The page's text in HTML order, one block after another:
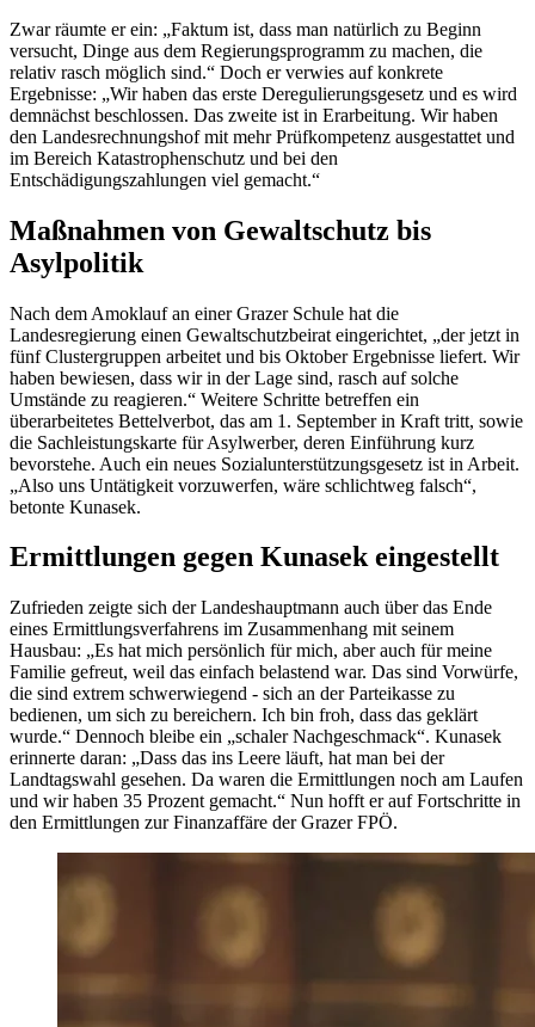
Zwar räumte er ein: „Faktum ist, dass man natürlich zu Beginn
versucht, Dinge aus dem Regierungsprogramm zu machen, die
relativ rasch möglich sind.“ Doch er verwies auf konkrete
Ergebnisse: „Wir haben das erste Deregulierungsgesetz und es wird
demnächst beschlossen. Das zweite ist in Erarbeitung. Wir haben
den Landesrechnungshof mit mehr Prüfkompetenz ausgestattet und
im Bereich Katastrophenschutz und bei den
Entschädigungszahlungen viel gemacht.“
Maßnahmen von Gewaltschutz bis
Asylpolitik
Nach dem Amoklauf an einer Grazer Schule hat die
Landesregierung einen Gewaltschutzbeirat eingerichtet, „der jetzt in
fünf Clustergruppen arbeitet und bis Oktober Ergebnisse liefert. Wir
haben bewiesen, dass wir in der Lage sind, rasch auf solche
Umstände zu reagieren.“ Weitere Schritte betreffen ein
überarbeitetes Bettelverbot, das am 1. September in Kraft tritt, sowie
die Sachleistungskarte für Asylwerber, deren Einführung kurz
bevorstehe. Auch ein neues Sozialunterstützungsgesetz ist in Arbeit.
„Also uns Untätigkeit vorzuwerfen, wäre schlichtweg falsch“,
betonte Kunasek.
Ermittlungen gegen Kunasek eingestellt
Zufrieden zeigte sich der Landeshauptmann auch über das Ende
eines Ermittlungsverfahrens im Zusammenhang mit seinem
Hausbau: „Es hat mich persönlich für mich, aber auch für meine
Familie gefreut, weil das einfach belastend war. Das sind Vorwürfe,
die sind extrem schwerwiegend - sich an der Parteikasse zu
bedienen, um sich zu bereichern. Ich bin froh, dass das geklärt
wurde.“ Dennoch bleibe ein „schaler Nachgeschmack“. Kunasek
erinnerte daran: „Dass das ins Leere läuft, hat man bei der
Landtagswahl gesehen. Da waren die Ermittlungen noch am Laufen
und wir haben 35 Prozent gemacht.“ Nun hofft er auf Fortschritte in
den Ermittlungen zur Finanzaffäre der Grazer FPÖ.